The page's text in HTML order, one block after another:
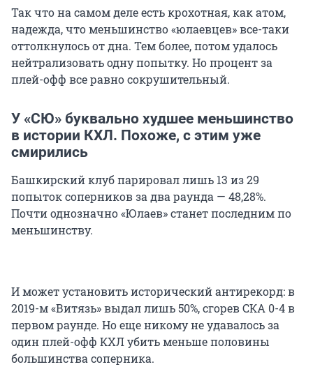
Так что на самом деле есть крохотная, как атом,
надежда, что меньшинство «юлаевцев» все-таки
оттолкнулось от дна. Тем более, потом удалось
нейтрализовать одну попытку. Но процент за
плей-офф все равно сокрушительный.
У «СЮ» буквально худшее меньшинство
в истории КХЛ. Похоже, с этим уже
смирились
Башкирский клуб парировал лишь 13 из 29
попыток соперников за два раунда — 48,28%.
Почти однозначно «Юлаев» станет последним по
меньшинству.
И может установить исторический антирекорд: в
2019-м «Витязь» выдал лишь 50%, сгорев СКА 0-4 в
первом раунде. Но еще никому не удавалось за
один плей-офф КХЛ убить меньше половины
большинства соперника.